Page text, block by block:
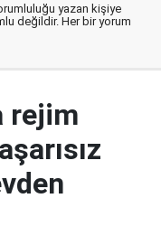
yazan kişiye
değildir. Her bir yorum
rejim